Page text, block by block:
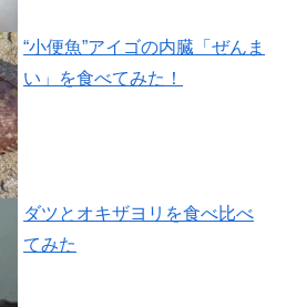
“小便魚”アイゴの内臓「ぜんま
い」を食べてみた！
ダツとオキザヨリを食べ比べ
てみた